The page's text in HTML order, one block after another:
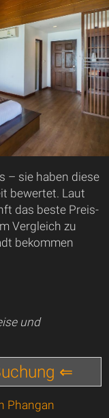
– sie haben diese
bewertet. Laut
das beste Preis-
Vergleich zu
bekommen
und
⇐
Phangan